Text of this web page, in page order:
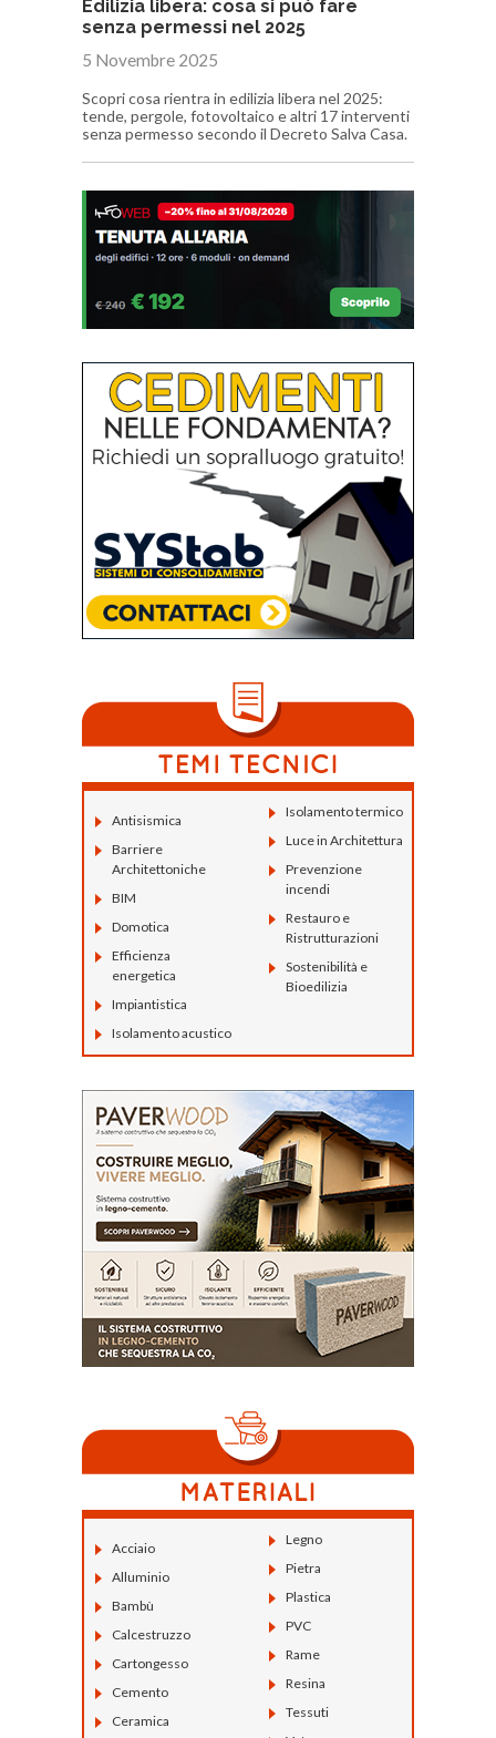
Edilizia libera: cosa si può fare
senza permessi nel 2025
5 Novembre 2025
Scopri cosa rientra in edilizia libera nel 2025:
tende, pergole, fotovoltaico e altri 17 interventi
senza permesso secondo il Decreto Salva Casa.
Antisismica
Barriere
Architettoniche
BIM
Domotica
Efficienza
energetica
Impiantistica
Isolamento acustico
Isolamento termico
Luce in Architettura
Prevenzione
incendi
Restauro e
Ristrutturazioni
Sostenibilità e
Bioedilizia
Acciaio
Alluminio
Bambù
Calcestruzzo
Cartongesso
Cemento
Ceramica
Legno
Pietra
Plastica
PVC
Rame
Resina
Tessuti